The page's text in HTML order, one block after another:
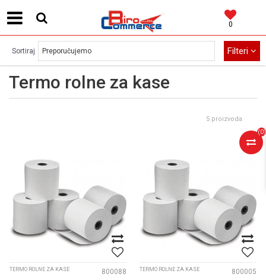
0
(0)
Termo rolne za kase
Sortiraj Filteri
5 proizvoda
TERMO ROLNE ZA KASE 800088 TERMO ROLNE ZA KASE 800005